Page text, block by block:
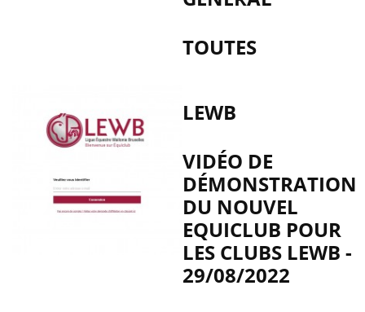
TOUTES
LEWB
VIDÉO DE
DÉMONSTRATION
DU NOUVEL
EQUICLUB POUR
LES CLUBS LEWB -
29/08/2022